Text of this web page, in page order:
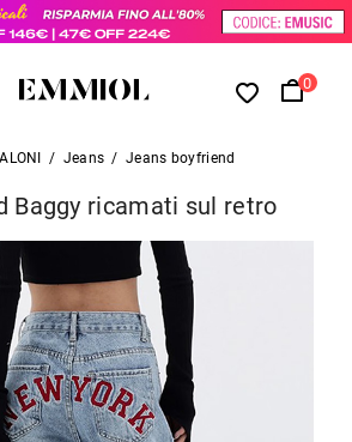
0
/ Jeans / Jeans boyfriend
Baggy ricamati sul retro